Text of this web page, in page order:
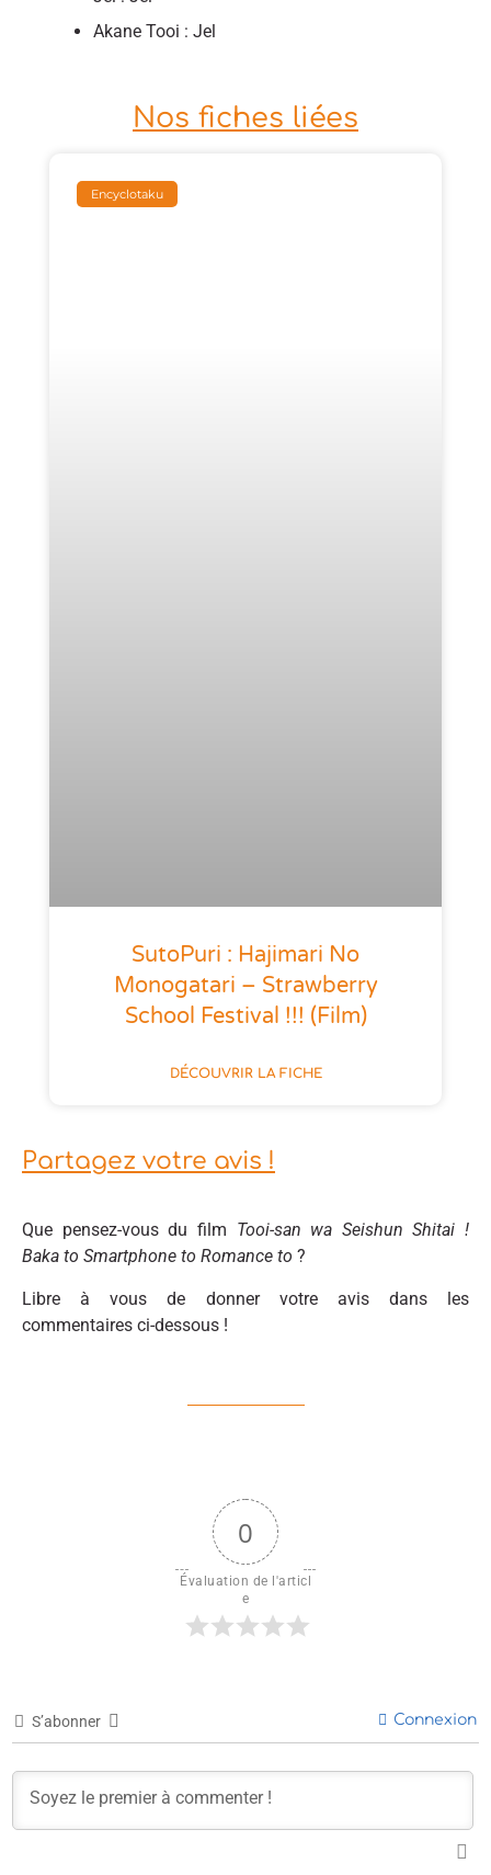
Akane Tooi : Jel
Nos fiches liées
Encyclotaku
SutoPuri : Hajimari No
Monogatari – Strawberry
School Festival !!! (film)
DÉCOUVRIR LA FICHE
Partagez votre avis !
Que pensez-vous du film Tooi-san wa Seishun Shitai !
Baka to Smartphone to Romance to ?
Libre à vous de donner votre avis dans les
commentaires ci-dessous !
0
Évaluation de l'articl
e
S’abonner Connexion